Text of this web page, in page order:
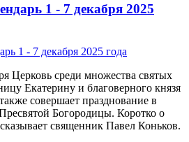
1 - 7 декабря 2025
Церковь среди множества святых
Екатерину и благоверного князя
совершает празднование в
Богородицы. Коротко о
священник Павел Коньков.